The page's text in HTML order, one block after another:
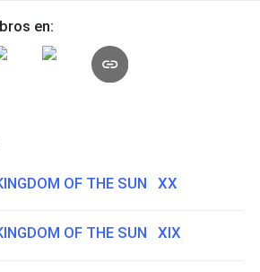
en:
OF THE SUN XX
OF THE SUN XIX